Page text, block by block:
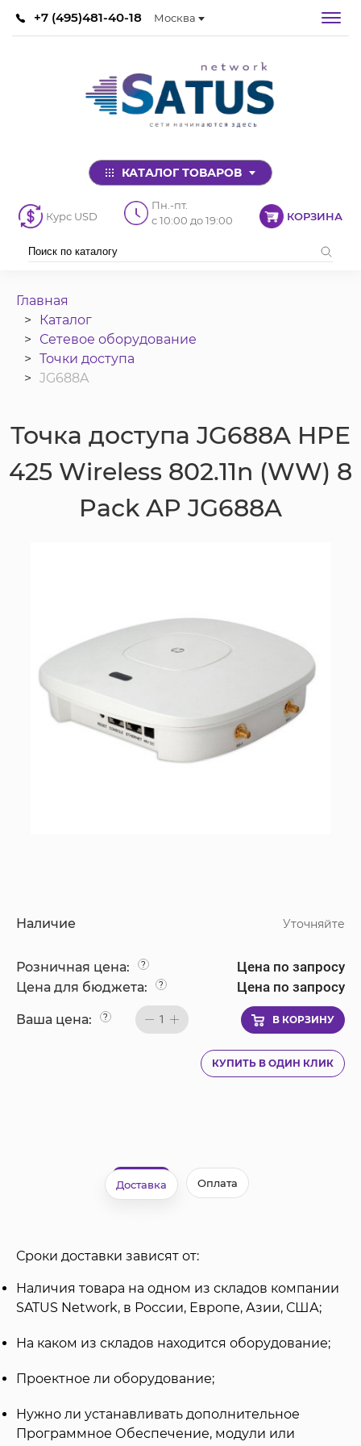
+7 (495)481-40-18 Москва
КАТАЛОГ ТОВАРОВ
Курс USD
Пн.-пт.
с 10:00 до 19:00
КОРЗИНА
Главная
Каталог
Сетевое оборудование
Точки доступа
JG688A
Точка доступа JG688A HPE
425 Wireless 802.11n (WW) 8
Pack AP JG688A
Наличие Уточняйте
Розничная цена: ? Цена по запросу
Цена для бюджета: ? Цена по запросу
Ваша цена: ? 1 В КОРЗИНУ
КУПИТЬ В ОДИН КЛИК
Доставка Оплата
Сроки доставки зависят от:
Наличия товара на одном из складов компании
SATUS Network, в России, Европе, Азии, США;
На каком из складов находится оборудование;
Проектное ли оборудование;
Нужно ли устанавливать дополнительное
Программное Обеспечение, модули или